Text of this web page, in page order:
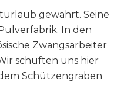
gewährt. Seine
In den
Zwangsarbeiter
schuften uns hier
Schützengraben